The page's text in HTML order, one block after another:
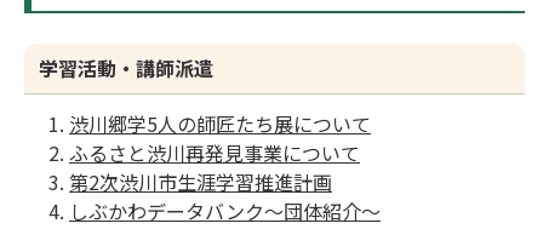
学習活動・講師派遣
渋川郷学5人の師匠たち展について
ふるさと渋川再発見事業について
第2次渋川市生涯学習推進計画
しぶかわデータバンク〜団体紹介〜